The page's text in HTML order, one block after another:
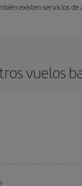
existen servicios
vuelos